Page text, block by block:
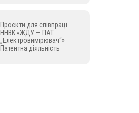
Проєкти для співпраці
ННВК «ЖДУ — ПАТ
„Електровимірювач“»
Патентна діяльність